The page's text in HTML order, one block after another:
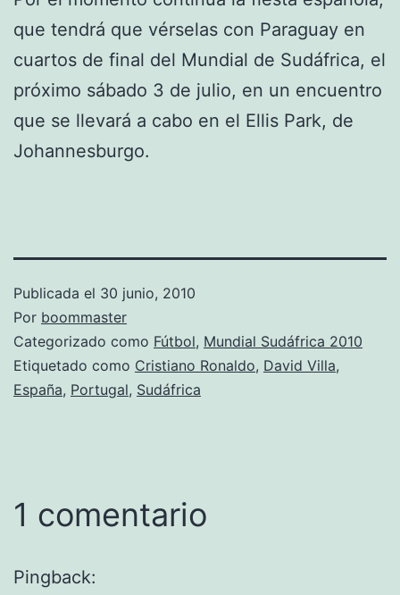
que tendrá que vérselas con Paraguay en
cuartos de final del Mundial de Sudáfrica, el
próximo sábado 3 de julio, en un encuentro
que se llevará a cabo en el Ellis Park, de
Johannesburgo.
Publicada el 30 junio, 2010
Por boommaster
Categorizado como Fútbol, Mundial Sudáfrica 2010
Etiquetado como Cristiano Ronaldo, David Villa,
España, Portugal, Sudáfrica
1 comentario
Pingback: